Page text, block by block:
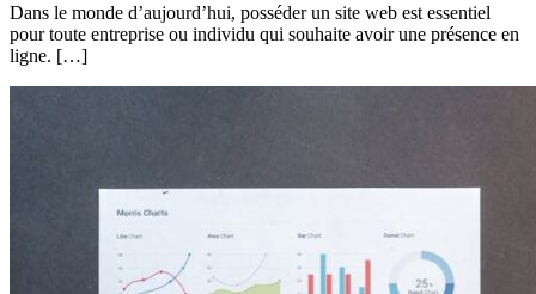
Dans le monde d’aujourd’hui, posséder un site web est essentiel
pour toute entreprise ou individu qui souhaite avoir une présence en
ligne. […]